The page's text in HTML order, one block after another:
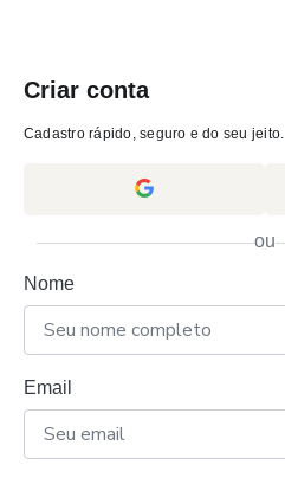
Criar conta
Cadastro rápido, seguro e do seu jeito.
ou
Nome
Email